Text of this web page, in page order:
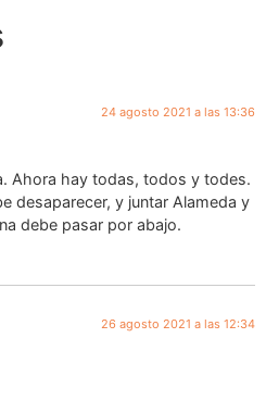
24 agosto 2021 a las 13:36
Ahora hay todas, todos y todes.
desaparecer, y juntar Alameda y
debe pasar por abajo.
26 agosto 2021 a las 12:34